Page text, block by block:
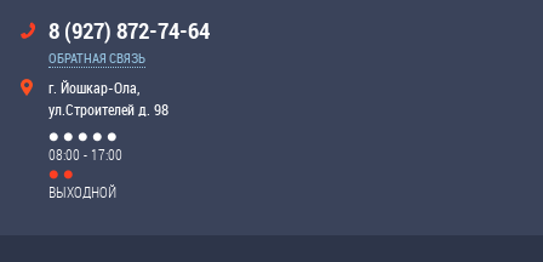
8 (927) 872-74-64
ОБРАТНАЯ СВЯЗЬ
г. Йошкар-Ола,
ул.Строителей д. 98
08:00 - 17:00
ВЫХОДНОЙ